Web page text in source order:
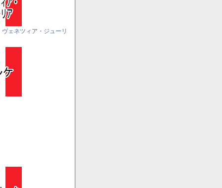
ヴェネツィア・ジューリ